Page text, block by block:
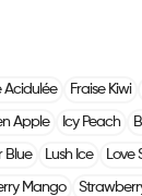
Acidulée Fraise Kiwi
Apple Icy Peach
Blue Lush Ice Love
Mango